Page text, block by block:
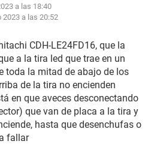
a las 18:40
2023 a las 20:52
CDH-LE24FD16, que la
a la tira led que trae en un
toda la mitad de abajo de los
de la tira no encienden
en que aveces desconectando
que van de placa a la tira y
hasta que desenchufas o
fallar